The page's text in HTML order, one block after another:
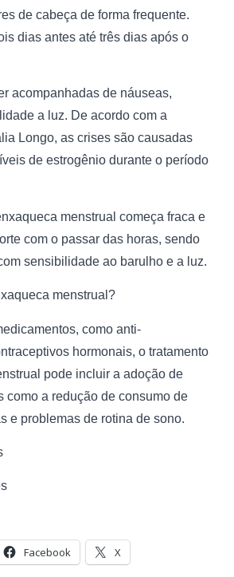
de cabeça de forma frequente.
dias antes até três dias após o
acompanhadas de náuseas,
a luz. De acordo com a
Longo, as crises são causadas
de estrogênio durante o período
menstrual começa fraca e
com o passar das horas, sendo
sensibilidade ao barulho e a luz.
menstrual?
como anti-
hormonais, o tratamento
pode incluir a adoção de
como a redução de consumo de
e problemas de rotina de sono.
Facebook X